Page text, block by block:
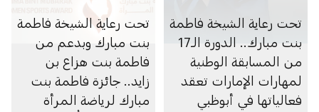
تحت رعاية الشيخة فاطمة
بنت مبارك.. الدورة الـ17
من المسابقة الوطنية
لمهارات الإمارات تعقد
فعالياتها في أبوظبي
تحت رعاية الشيخة فاطمة
بنت مبارك وبدعم من
فاطمة بنت هزاع بن
زايد.. جائزة فاطمة بنت
مبارك لرياضة المرأة